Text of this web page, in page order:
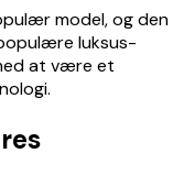
model, og den
luksus-
at være et